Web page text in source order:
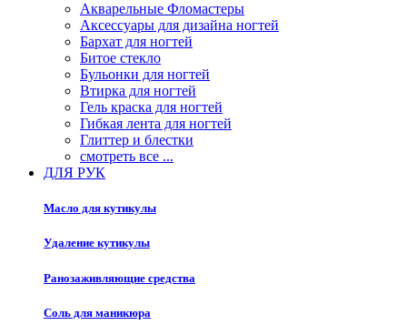
Акварельные Фломастеры
Аксессуары для дизайна ногтей
Бархат для ногтей
Битое стекло
Бульонки для ногтей
Втирка для ногтей
Гель краска для ногтей
Гибкая лента для ногтей
Глиттер и блестки
смотреть все ...
ДЛЯ РУК
Масло для кутикулы
Удаление кутикулы
Ранозаживляющие средства
Соль для маникюра